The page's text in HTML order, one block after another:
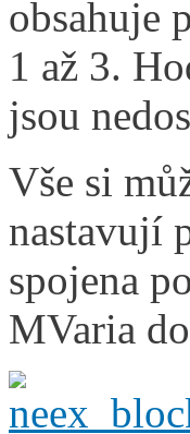
obsahuje
1 až 3.
jsou
Vše si
nastavují
spojena
MVaria